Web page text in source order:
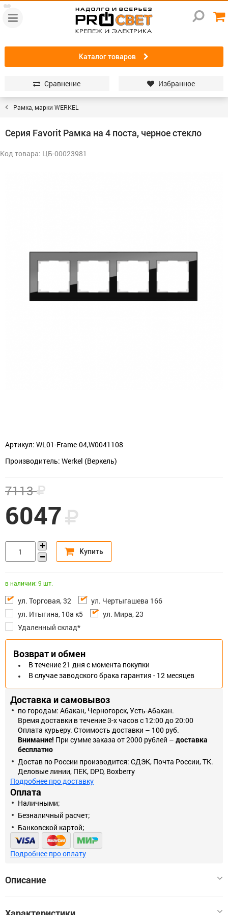
Каталог товаров
Сравнение Избранное
Рамка, марки WERKEL
Серия Favorit Рамка на 4 поста, черное стекло
Код товара: ЦБ-00023981
Артикул: WL01-Frame-04,W0041108
Производитель: Werkel (Веркель)
7113
6047
в наличии: 9 шт.
ул. Торговая, 32
ул. Чертыгашева 166
ул. Итыгина, 10а к5
ул. Мира, 23
Удаленный склад*
Возврат и обмен
В течение 21 дня с момента покупки
В случае заводского брака гарантия - 12 месяцев
Доставка и самовывоз
по городам: Абакан, Черногорск, Усть-Абакан.
Время доставки в течение 3-х часов с 12:00 до 20:00
Оплата курьеру. Стоимость доставки – 100 руб.
Внимание! При сумме заказа от 2000 рублей – доставка
бесплатно
Достав по России производится: СДЭК, Почта России, ТК.
Деловые линии, ПЕК, DPD, Boxberry
Подробнее про доставку
Оплата
Наличными;
Безналичный расчет;
Банковской картой;
Подробнее про оплату
Описание